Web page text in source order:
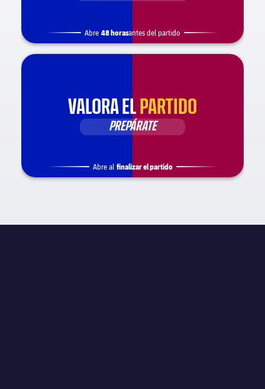
Abre 48 horasantes del partido
VALORA EL PARTIDO
PREPÁRATE
Abre al finalizar el partido